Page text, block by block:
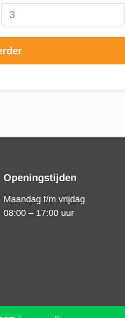
Openingstijden
Maandag t/m vrijdag
08:00 – 17:00 uur